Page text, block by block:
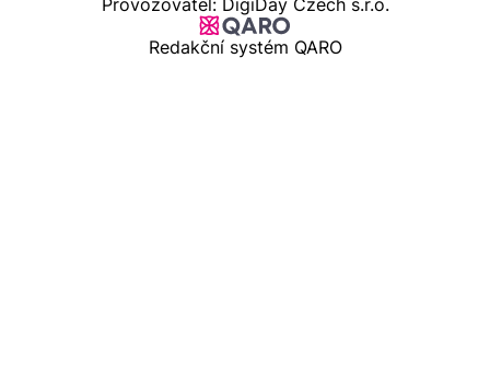
Provozovatel: DigiDay Czech s.r.o.
Redakční systém QARO